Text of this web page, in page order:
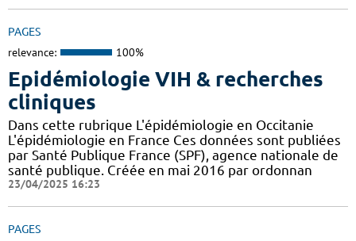
PAGES
relevance: 100%
Epidémiologie VIH & recherches
cliniques
Dans cette rubrique L'épidémiologie en Occitanie
L'épidémiologie en France Ces données sont publiées
par Santé Publique France (SPF), agence nationale de
santé publique. Créée en mai 2016 par ordonnan
23/04/2025 16:23
PAGES